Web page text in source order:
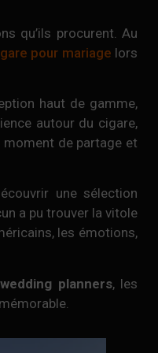
qu’ils procurent. Au
pour mariage lors
haut de gamme,
autour du cigare,
de partage et
une sélection
a pu trouver la vitole
les émotions,
wedding planners, les